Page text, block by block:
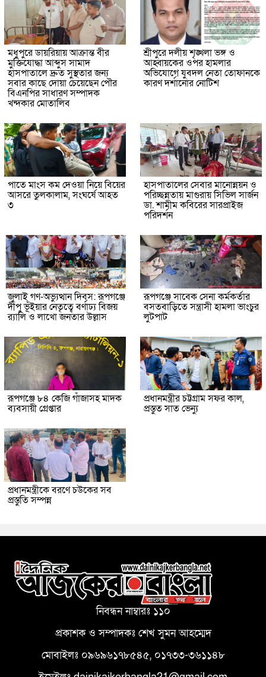
মধুপুরে ডায়রিয়ায় আক্রান্ত বীর
মুক্তিযোদ্ধা আব্দুস সামাদ
হাসপাতালে দ্রুত সুস্থতার জন্য
সবার কাছে দোয়া চেয়েছেন পৌর
বিএনপির সাধারণ সম্পাদক
খন্দকার মোতালিব
শ্রীপুরে দলীয় শৃঙ্খলা ভঙ্গ ও
আহ্বায়কের ওপর হামলার
অভিযোগে যুবদল নেতা তোফানকে
কারণ দর্শানোর নোটিশ
পাতে মাংস কম দেওয়া নিয়ে বিয়ের
আসরে তুলকালাম, সংঘর্ষে আহত
৩
হাসপাতালের সেবার মানোন্নয়ন ও
পরিচ্ছন্নতায় মাগুরায় সিভিল সার্জন
ডা. শামীম কবিরের সারপ্রাইজ
পরিদর্শন
জুলাই গণ-অভ্যুত্থান দিবস: রূপগঞ্জে
দীপু ভূঁইয়ার নেতৃত্বে বর্ণাঢ্য বিজয়
র‌্যালি ও লাখো জনতার উল্লাস
রূপগঞ্জে সাবেক সেনা কর্মকর্তার
বসতবাড়িতে সন্ত্রাসী হামলা ভাংচুর
লুটপাট
রূপগঞ্জে ৮৪ কেজি গাঁজাসহ মাদক
ব্যবসায়ী গ্রেপ্তার
প্রধানমন্ত্রীর চট্টগ্রাম সফর কাল,
প্রস্তুত সাত ভেন্যু
প্রধানমন্ত্রীকে বরণে চউকের সব
প্রস্তুতি সম্পন্ন
নিবন্ধন নাম্বারঃ ১১০
প্রকাশক ও সম্পাদকঃ শেখ সুমন আহম্মেদ
মোবাইলঃ ০৯৬৯৬১৭৮৫৪৫, ০১৭৩৩-৩৬১১৪৮